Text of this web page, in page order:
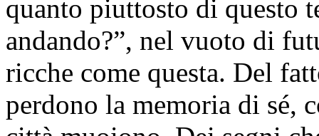
quanto piuttosto di questo
andando?”, nel vuoto di
ricche come questa. Del
perdono la memoria di sé,